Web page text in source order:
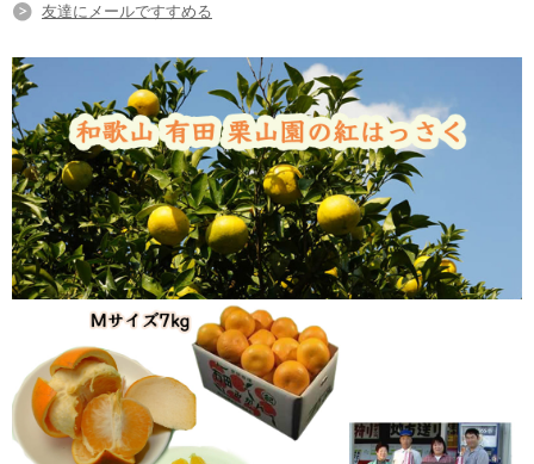
友達にメールですすめる